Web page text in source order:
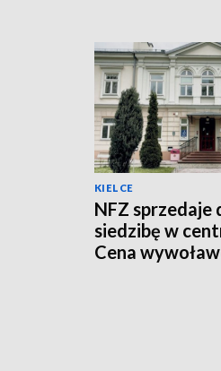
KIELCE
NFZ sprzedaje
siedzibę w
Cena